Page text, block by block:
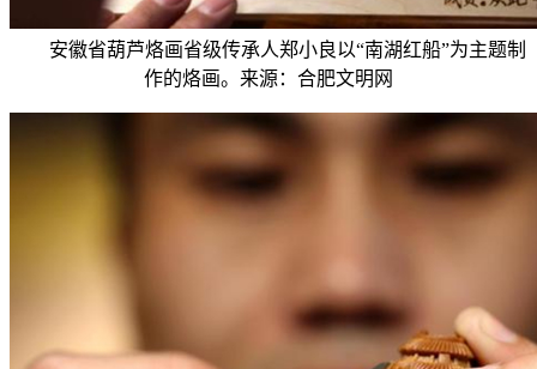
安徽省葫芦烙画省级传承人郑小良以“南湖红船”为主题制
作的烙画。来源：合肥文明网